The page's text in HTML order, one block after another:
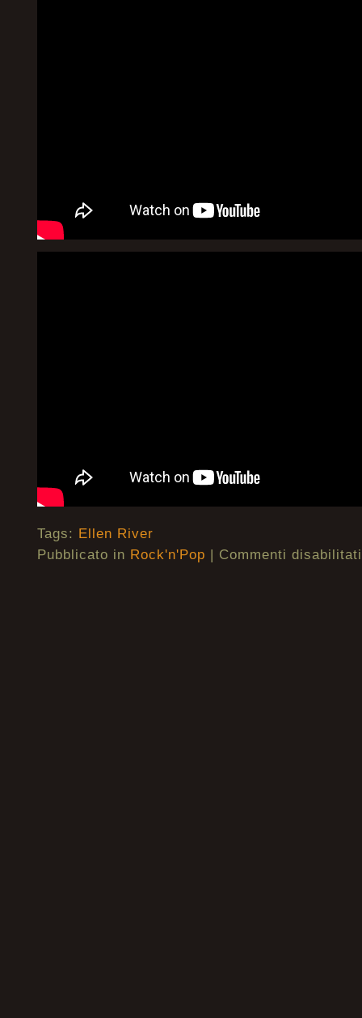
Tags: Ellen River
Pubblicato in Rock'n'Pop | Commenti disabilitati